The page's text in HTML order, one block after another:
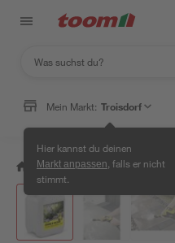
Mein Markt: Troisdorf
Hier kannst du deinen
Markt anpassen , falls er nicht
stimmt.
/ Werkstatt & Maschinen /